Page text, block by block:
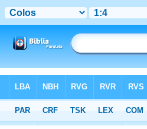
>Colosenses >Capítulo 1 > Verso 4